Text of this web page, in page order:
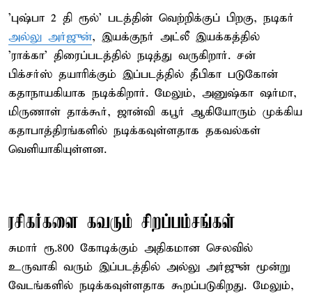
'புஷ்பா 2 தி ரூல்' படத்தின் வெற்றிக்குப் பிறகு, நடிகர்
அல்லு அர்ஜுன், இயக்குநர் அட்லீ இயக்கத்தில்
'ராக்கா' திரைப்படத்தில் நடித்து வருகிறார். சன்
பிக்சர்ஸ் தயாரிக்கும் இப்படத்தில் தீபிகா படுகோன்
கதாநாயகியாக நடிக்கிறார். மேலும், அனுஷ்கா ஷர்மா,
மிருணாள் தாக்கூர், ஜான்வி கபூர் ஆகியோரும் முக்கிய
கதாபாத்திரங்களில் நடிக்கவுள்ளதாக தகவல்கள்
வெளியாகியுள்ளன.
ரசிகர்களை கவரும் சிறப்பம்சங்கள்
சுமார் ரூ.800 கோடிக்கும் அதிகமான செலவில்
உருவாகி வரும் இப்படத்தில் அல்லு அர்ஜுன் மூன்று
வேடங்களில் நடிக்கவுள்ளதாக கூறப்படுகிறது. மேலும்,